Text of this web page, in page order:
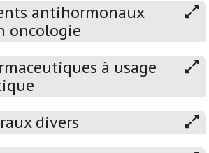
antihormonaux
oncologie
à usage
divers